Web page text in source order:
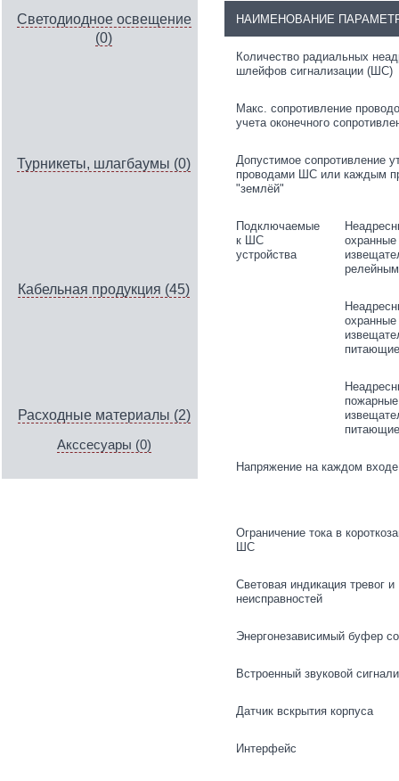
Светодиодное освещение
(0)
Турникеты, шлагбаумы (0)
Кабельная продукция (45)
Расходные материалы (2)
Акссесуары (0)
НАИМЕНОВАНИЕ
Количество радиальных
шлейфов сигнализации (ШС)
Макс. сопротивление
учета оконечного
Допустимое сопротивление
проводами ШС или каждым
"землёй"
Подключаемые
к ШС
устройства
охранные
пожарные
Напряжение на каждом
Ограничение тока в
ШС
Световая индикация тревог и
неисправностей
Энергонезависимый буфер
Встроенный звуковой
Датчик вскрытия корпуса
Интерфейс